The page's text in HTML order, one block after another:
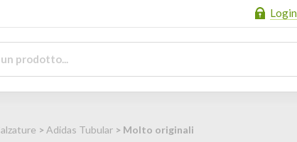
Login
> Adidas Tubular > Molto originali